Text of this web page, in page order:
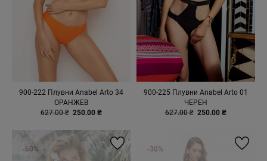
900-222 Плувни Anabel Arto 34
ОРАНЖЕВ
627.00 ₴ 250.00 ₴
900-225 Плувни Anabel Arto 01
ЧЕРЕН
627.00 ₴ 250.00 ₴
-60% -30%